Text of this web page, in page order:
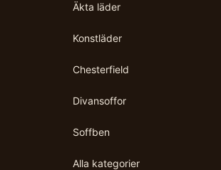
Äkta läder
Konstläder
Chesterfield
Divansoffor
Soffben
Alla kategorier